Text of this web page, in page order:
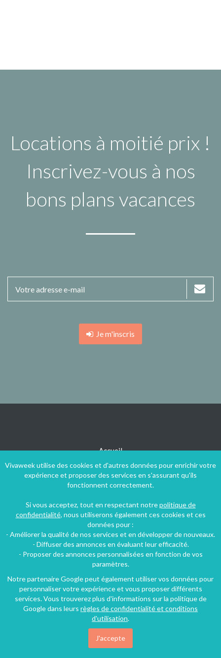
Locations à moitié prix !
Inscrivez-vous à nos
bons plans vacances
Je m'inscris
Vivaweek utilise des cookies et d'autres données pour enrichir votre
expérience et proposer des services en s'assurant qu'ils
fonctionnent correctement.
Si vous acceptez, tout en respectant notrepolitique de
confidentialité, nous utiliserons également ces cookies et ces
données pour :
- Améliorer la qualité de nos services et en développer de nouveaux.
- Diffuser des annonces en évaluant leur efficacité.
- Proposer des annonces personnalisées en fonction de vos
paramètres.
Notre partenaire Google peut également utiliser vos données pour
personnaliser votre expérience et vous proposer différents
services. Vous trouverez plus d'informations sur la politique de
Google dans leurs règles de confidentialité et conditions
d'utilisation.
J'accepte
Accueil
Qui sommes-nous ?
Louez votre logement
Plan du site
Blog
Suivez-nous !